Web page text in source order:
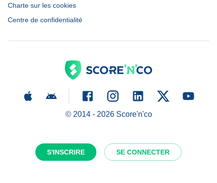
S'INSCRIRE SE CONNECTER
Charte sur les cookies
Centre de confidentialité
© 2014 - 2026Score'n'co